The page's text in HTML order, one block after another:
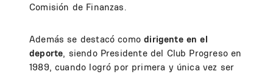
Comisión de Finanzas.
Además se destacó comodirigente en el
deporte, siendo Presidente del Club Progreso en
1989, cuando logró por primera y única vez ser